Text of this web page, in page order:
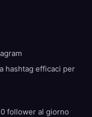
hashtag efficaci per
follower al giorno